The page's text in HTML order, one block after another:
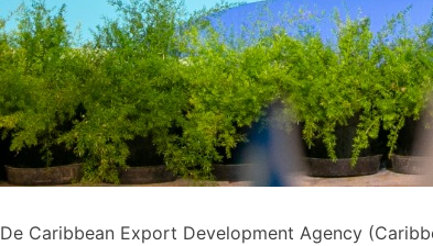
De Caribbean Export Development Agency